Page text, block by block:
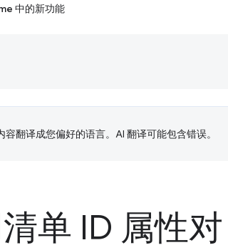
中的新功能
翻译成您偏好的语言。AI 翻译可能包含错误。
单 ID 属性